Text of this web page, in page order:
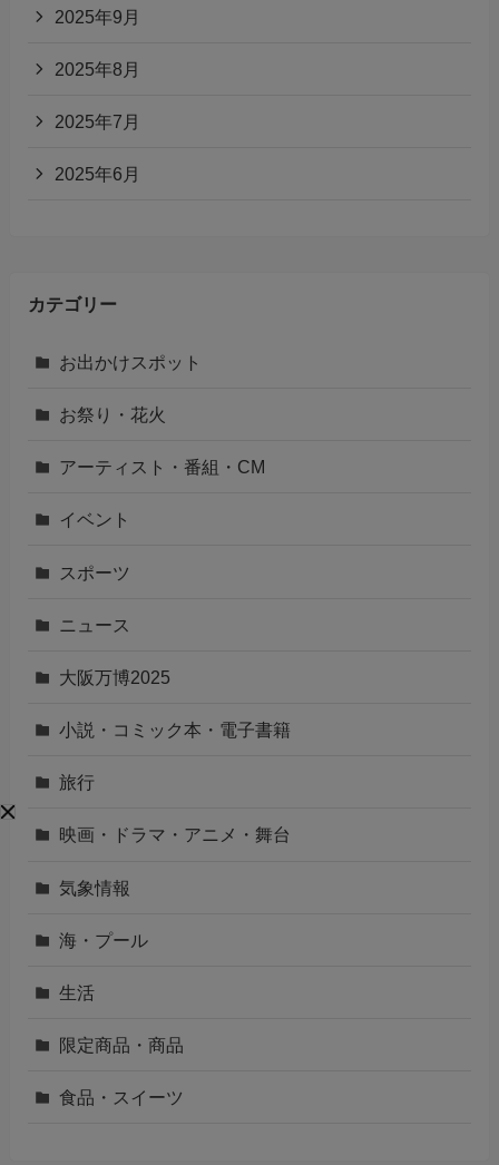
2025年9月
2025年8月
2025年7月
2025年6月
カテゴリー
お出かけスポット
お祭り・花火
アーティスト・番組・CM
イベント
スポーツ
ニュース
大阪万博2025
小説・コミック本・電子書籍
旅行
映画・ドラマ・アニメ・舞台
気象情報
海・プール
生活
限定商品・商品
食品・スイーツ